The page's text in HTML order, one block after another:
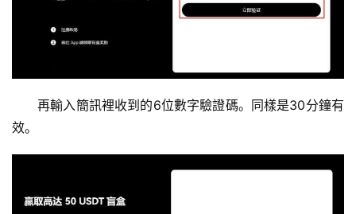
再輸入簡訊裡收到的6位數字驗證碼。同樣是30分鐘有
效。